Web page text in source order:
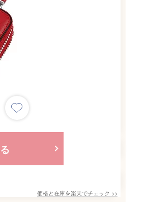
価格と在庫を楽天でチェック >>